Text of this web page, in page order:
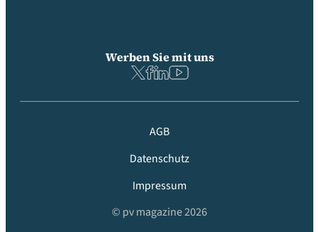
Werben Sie mit uns
AGB
Datenschutz
Impressum
© pv magazine 2026